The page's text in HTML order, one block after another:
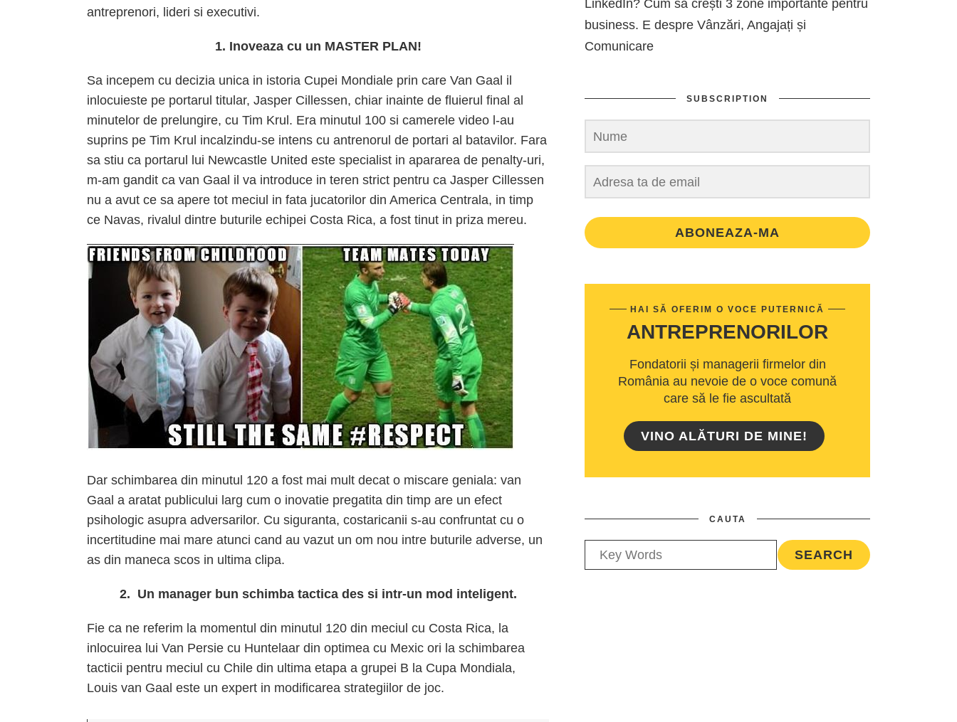
antreprenori, lideri si executivi.
1. Inoveaza cu un MASTER PLAN!
Sa incepem cu decizia unica in istoria Cupei Mondiale prin care Van Gaal il
inlocuieste pe portarul titular, Jasper Cillessen, chiar inainte de fluierul final al
minutelor de prelungire, cu Tim Krul. Era minutul 100 si camerele video l-au
suprins pe Tim Krul incalzindu-se intens cu antrenorul de portari al batavilor. Fara
sa stiu ca portarul lui Newcastle United este specialist in apararea de penalty-uri,
m-am gandit ca van Gaal il va introduce in teren strict pentru ca Jasper Cillessen
nu a avut ce sa apere tot meciul in fata jucatorilor din America Centrala, in timp
ce Navas, rivalul dintre buturile echipei Costa Rica, a fost tinut in priza mereu.
Dar schimbarea din minutul 120 a fost mai mult decat o miscare geniala: van
Gaal a aratat publicului larg cum o inovatie pregatita din timp are un efect
psihologic asupra adversarilor. Cu siguranta, costaricanii s-au confruntat cu o
incertitudine mai mare atunci cand au vazut un om nou intre buturile adverse, un
as din maneca scos in ultima clipa.
2. Un manager bun schimba tactica des si intr-un mod inteligent.
Fie ca ne referim la momentul din minutul 120 din meciul cu Costa Rica, la
inlocuirea lui Van Persie cu Huntelaar din optimea cu Mexic ori la schimbarea
tacticii pentru meciul cu Chile din ultima etapa a grupei B la Cupa Mondiala,
Louis van Gaal este un expert in modificarea strategiilor de joc.
LinkedIn? Cum să crești 3 zone importante pentru
business. E despre Vânzări, Angajați și
Comunicare
SUBSCRIPTION
ABONEAZA-MA
HAI SĂ OFERIM O VOCE PUTERNICĂ
ANTREPRENORILOR
Fondatorii și managerii firmelor din
România au nevoie de o voce comună
care să le fie ascultată
VINO ALĂTURI DE MINE!
CAUTA